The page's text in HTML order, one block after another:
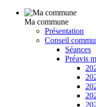
Ma commune
Présentation
Conseil
Séances
Préavis